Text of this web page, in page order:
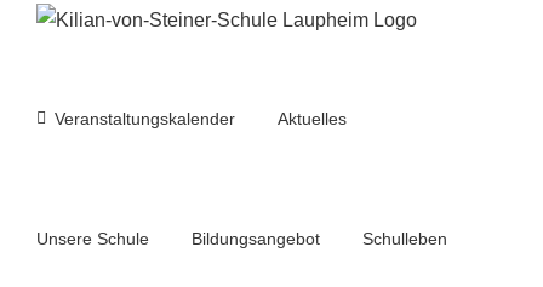
Veranstaltungskalender Aktuelles
Unsere Schule Bildungsangebot Schulleben